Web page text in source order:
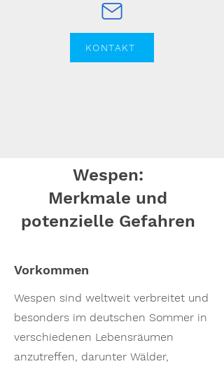
KONTAKT
Wespen:
Merkmale und
potenzielle Gefahren
Vorkommen
Wespen sind weltweit verbreitet und
besonders im deutschen Sommer in
verschiedenen Lebensräumen
anzutreffen, darunter Wälder,